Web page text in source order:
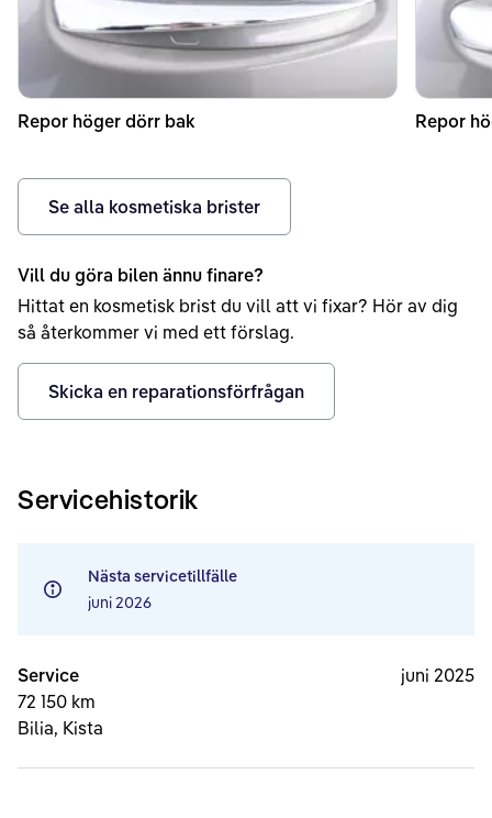
Repor höger dörr bak Repor
Se alla kosmetiska brister
Vill du göra bilen ännu finare?
Hittat en kosmetisk brist du vill att vi fixar? Hör av dig
så återkommer vi med ett förslag.
Skicka en reparationsförfrågan
Servicehistorik
Nästa servicetillfälle
juni 2026
Service
72 150 km
Bilia, Kista
juni 2025